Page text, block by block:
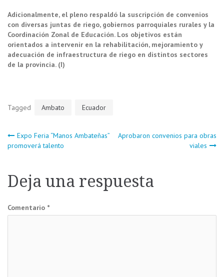
Adicionalmente, el pleno respaldó la suscripción de convenios
con diversas juntas de riego, gobiernos parroquiales rurales y la
Coordinación Zonal de Educación. Los objetivos están
orientados a intervenir en la rehabilitación, mejoramiento y
adecuación de infraestructura de riego en distintos sectores
de la provincia. (I)
Tagged Ambato Ecuador
Navegación
entradas
Expo Feria “Manos Ambateñas”
promoverá talento
Aprobaron convenios para obras
viales
Deja una respuesta
Comentario *